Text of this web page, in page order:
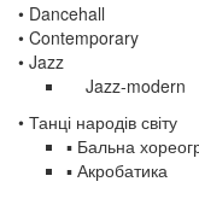
• Dancehall
• Contemporary
• Jazz
Jazz-modern
• Танці народів світу
▪️ Бальна
▪️ Акробатика